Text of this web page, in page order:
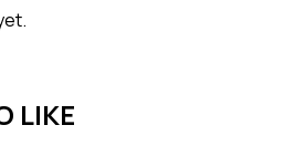
LIKE